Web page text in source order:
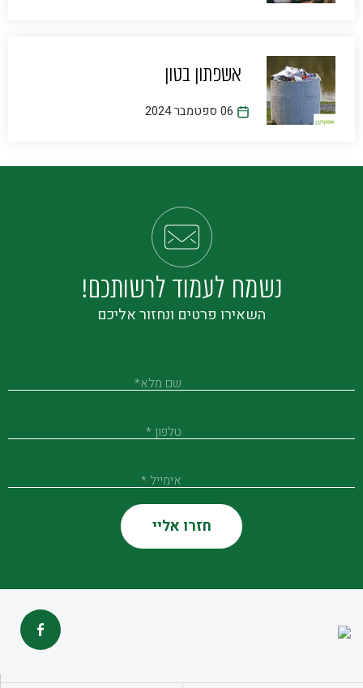
אשפתון בטון
נשמח לעמוד לרשותכם!
השאירו פרטים ונחזור אליכם
שם מלא*
טלפון *
אימייל *